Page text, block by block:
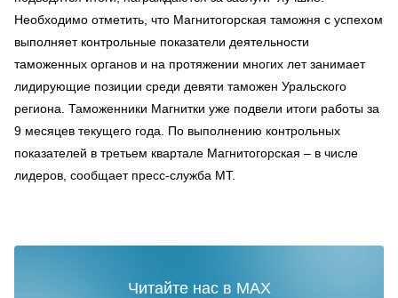
Необходимо отметить, что Магнитогорская таможня с успехом
выполняет контрольные показатели деятельности
таможенных органов и на протяжении многих лет занимает
лидирующие позиции среди девяти таможен Уральского
региона. Таможенники Магнитки уже подвели итоги работы за
9 месяцев текущего года. По выполнению контрольных
показателей в третьем квартале Магнитогорская – в числе
лидеров, сообщает пресс-служба МТ.
Читайте нас в MAX